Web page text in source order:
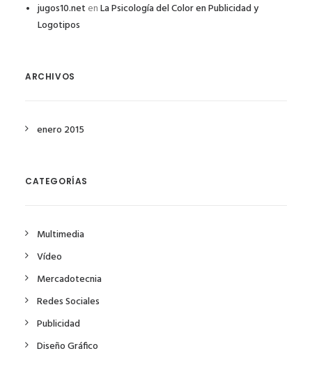
jugos10.net enLa Psicología del Color en Publicidad y
Logotipos
ARCHIVOS
enero 2015
CATEGORÍAS
Multimedia
Vídeo
Mercadotecnia
Redes Sociales
Publicidad
Diseño Gráfico